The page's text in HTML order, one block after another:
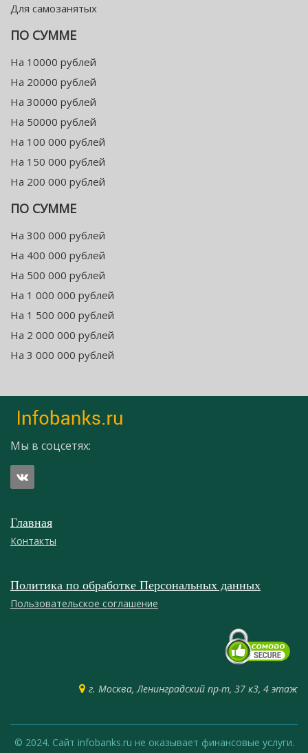
Для самозанятых
ПО СУММЕ
На 10000 рублей
На 20000 рублей
На 30000 рублей
На 50000 рублей
На 100 000 рублей
На 150 000 рублей
На 200 000 рублей
ПО СУММЕ
На 300 000 рублей
На 400 000 рублей
На 500 000 рублей
На 1 000 000 рублей
На 1 500 000 рублей
На 2 000 000 рублей
На 3 000 000 рублей
Мы в соцсетях:
Главная
Контакты
Политика по обработке Персональных данных
Пользовательское соглашение
г. Москва, Ленинградский пр-т, 37 к3, 4 этаж
© 2024. Сайт infobanks.ru не оказывает финансовые услуги.